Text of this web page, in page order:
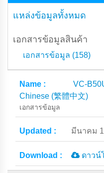
แหล่งข้อมูลทั้งหมด
เอกสารข้อมูลสินค้า
เอกสารข้อมูล (158)
VC-
Chinese (繁體中文)
เอกสารข้อมูล
มีนาคม
ดาวน์